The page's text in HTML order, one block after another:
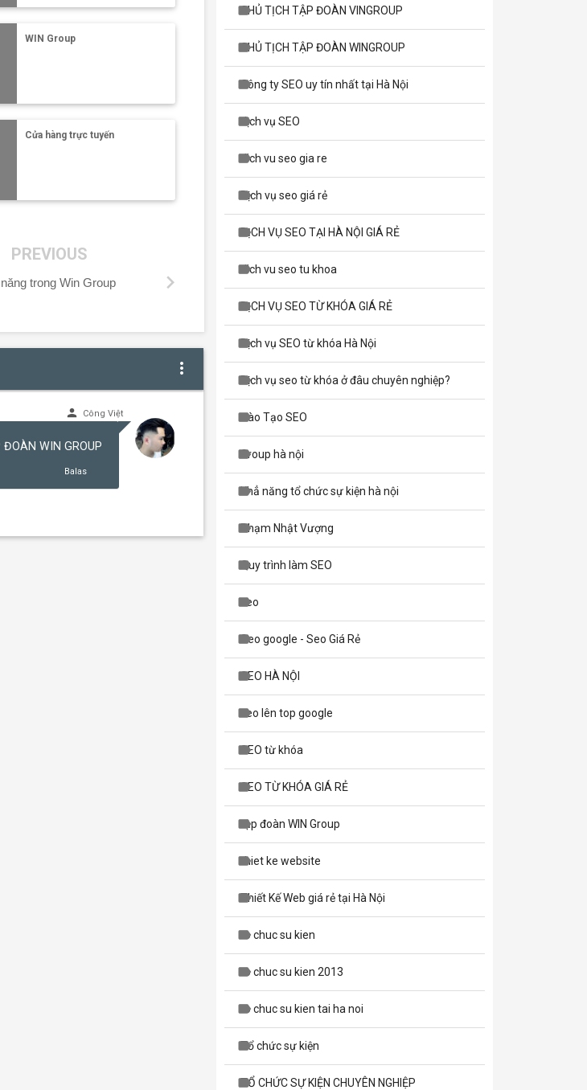
WIN Group
Cửa hàng trực tuyến
chevron_right
PREVIOUS
trong Win Group
more_vert
Công Việt
person
ĐOÀN WIN GROUP
Balas
CHỦ TỊCH TẬP ĐOÀN VINGROUP
CHỦ TỊCH TẬP ĐOÀN WINGROUP
Công ty SEO uy tín nhất tại Hà Nội
dịch vụ SEO
dich vu seo gia re
Dịch vụ seo giá rẻ
DỊCH VỤ SEO TẠI HÀ NỘI GIÁ RẺ
dich vu seo tu khoa
DỊCH VỤ SEO TỪ KHÓA GIÁ RẺ
Dịch vụ SEO từ khóa Hà Nội
Dịch vụ seo từ khóa ở đâu chuyên nghiệp?
Seo từ khóa
Đào Tạo SEO
Group hà nội
Khẳ năng tổ chức sự kiện hà nội
Phạm Nhật Vượng
Quy trình làm SEO
seo
Seo google - Seo Giá Rẻ
SEO HÀ NỘI
seo lên top google
SEO từ khóa
SEO TỪ KHÓA GIÁ RẺ
tập đoàn WIN Group
thiet ke website
Thiết Kế Web giá rẻ tại Hà Nội
to chuc su kien
to chuc su kien 2013
to chuc su kien tai ha noi
Tổ chức sự kiện
TỔ CHỨC SỰ KIỆN CHUYÊN NGHIỆP